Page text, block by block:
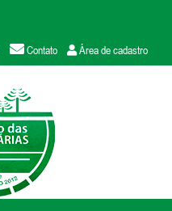
Contato Área de cadastro